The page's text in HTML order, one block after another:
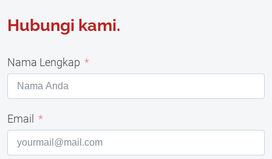
Hubungi kami.
Nama Lengkap
Email